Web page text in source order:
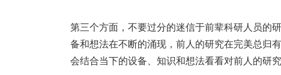
第三个方面，不要过分的迷信于前辈科研人员的
备和想法在不断的涌现，前人的研究在完美总归
会结合当下的设备、知识和想法看看对前人的研究